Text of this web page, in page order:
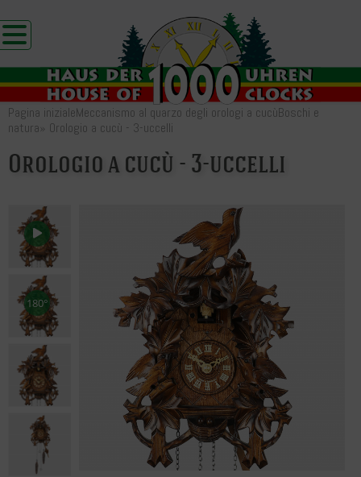
Pagina inizialeMeccanismo al quarzo degli orologi a cucùBoschi e
natura» Orologio a cucù - 3-uccelli
Orologio a cucù - 3-uccelli